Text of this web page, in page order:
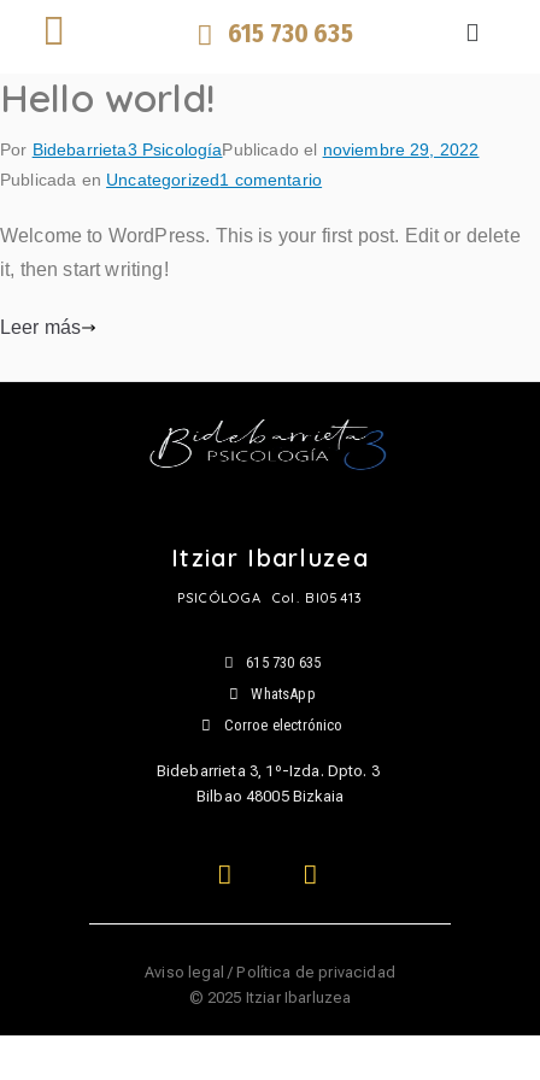
615 730 635
Hello world!
Por Bidebarrieta3 PsicologíaPublicado el noviembre 29, 2022
Publicada en Uncategorized1 comentario
Welcome to WordPress. This is your first post. Edit or delete
it, then start writing!
Leer más
Itziar Ibarluzea
PSICÓLOGA Col. BI05413
615 730 635
WhatsApp
Corroe electrónico
Bidebarrieta 3, 1º-Izda. Dpto. 3
Bilbao 48005 Bizkaia
Aviso legal/ Política de privacidad
© 2025 Itziar Ibarluzea